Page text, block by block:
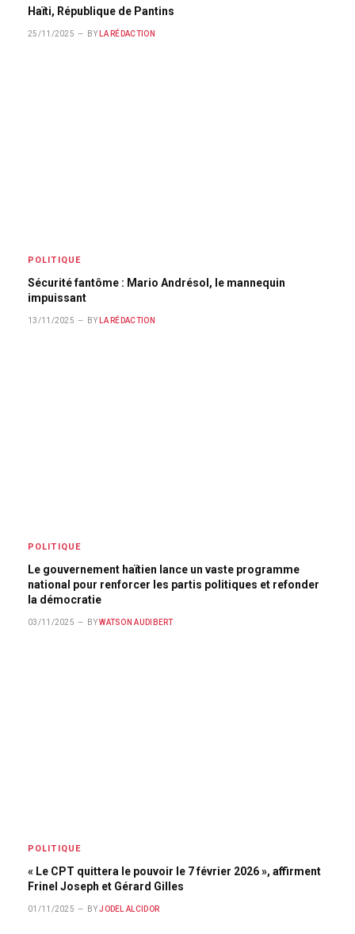
Haïti, République de Pantins
25/11/2025 BY LA RÉDACTION
POLITIQUE
Sécurité fantôme : Mario Andrésol, le mannequin
impuissant
13/11/2025 BY LA RÉDACTION
POLITIQUE
Le gouvernement haïtien lance un vaste programme
national pour renforcer les partis politiques et refonder
la démocratie
03/11/2025 BY WATSON AUDIBERT
POLITIQUE
« Le CPT quittera le pouvoir le 7 février 2026 », affirment
Frinel Joseph et Gérard Gilles
01/11/2025 BY JODEL ALCIDOR